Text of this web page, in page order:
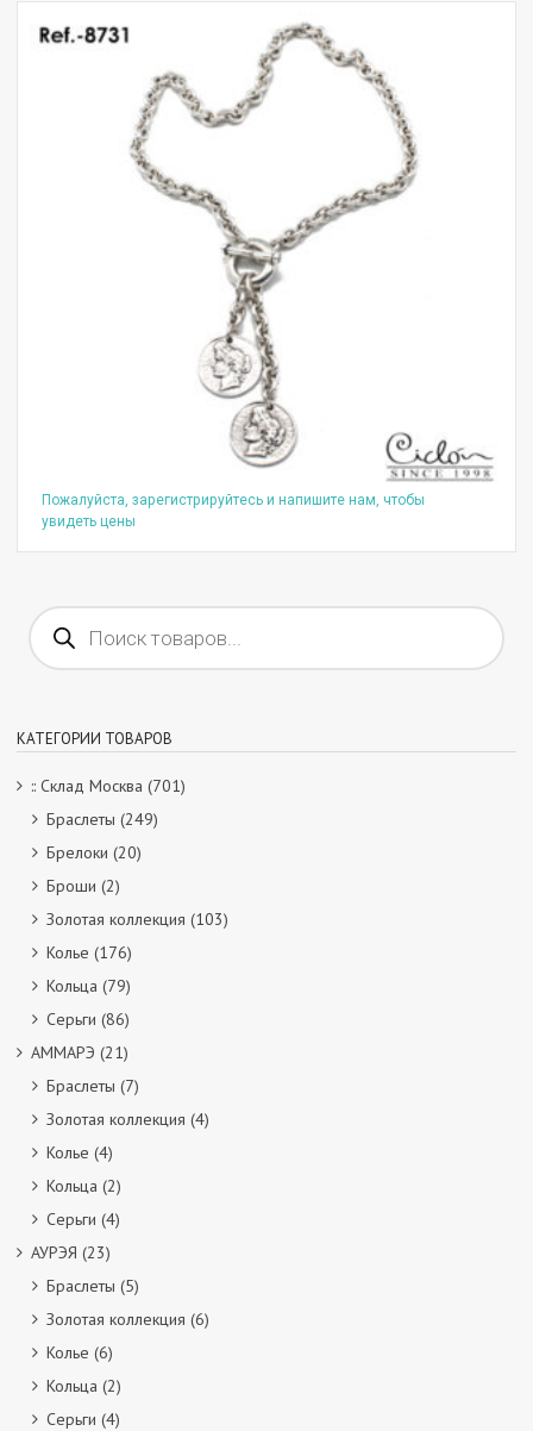
Пожалуйста, зарегистрируйтесь и напишите нам, чтобы
увидеть цены
Поиск
товаров
КАТЕГОРИИ ТОВАРОВ
:: Склад Москва (701)
Браслеты (249)
Брелоки (20)
Броши (2)
Золотая коллекция (103)
Колье (176)
Кольца (79)
Серьги (86)
АММАРЭ (21)
Браслеты (7)
Золотая коллекция (4)
Колье (4)
Кольца (2)
Серьги (4)
АУРЭЯ (23)
Браслеты (5)
Золотая коллекция (6)
Колье (6)
Кольца (2)
Серьги (4)